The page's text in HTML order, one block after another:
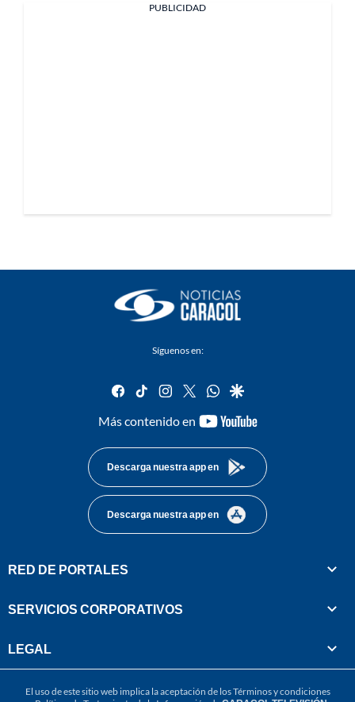
PUBLICIDAD
Síguenos en:
facebook
tiktok instagram
twitterwhatsapp
google
Más contenido en
youtube-
Descarga nuestra app en
Descarga nuestra app en
RED DE PORTALES
SERVICIOS CORPORATIVOS
LEGAL
El uso de este sitio web implica la aceptación de losTérminos y condiciones